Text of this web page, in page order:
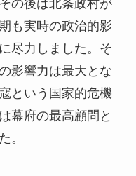
の後は北条政村が
も実時の政治的影
尽力しました。そ
影響力は最大とな
という国家的危機
幕府の最高顧問と
。